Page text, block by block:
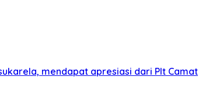
mendapat apresiasi dari Plt Camat